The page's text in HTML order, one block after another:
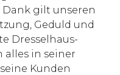
Dank gilt unseren
Geduld und
Dresselhaus-
alles in seiner
Kunden